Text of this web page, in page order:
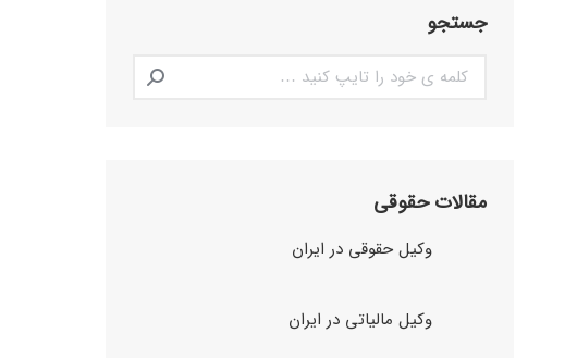
جستجو
Search:
مقالات حقوقی
وکیل حقوقی در ایران
وکیل مالیاتی در ایران